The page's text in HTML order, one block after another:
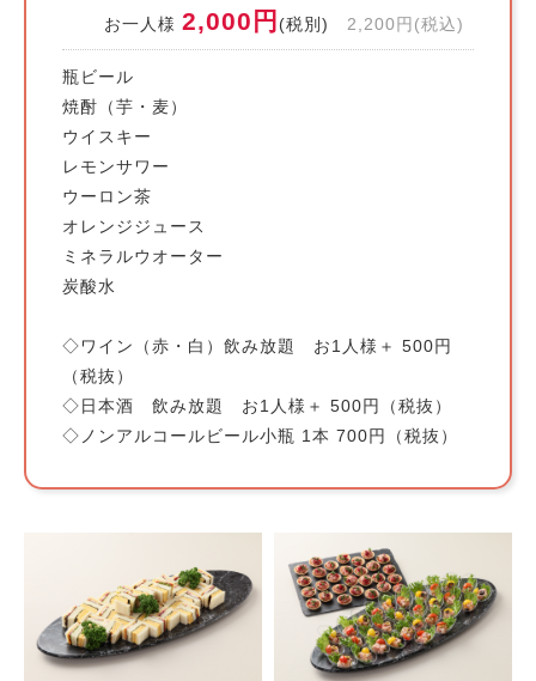
お一人様 2,000円 (税別) 2,200円(税込)
瓶ビール
焼酎（芋・麦）
ウイスキー
レモンサワー
ウーロン茶
オレンジジュース
ミネラルウオーター
炭酸水
◇ワイン（赤・白）飲み放題 お1人様＋ 500円
（税抜）
◇日本酒 飲み放題 お1人様＋ 500円（税抜）
◇ノンアルコールビール小瓶 1本 700円（税抜）